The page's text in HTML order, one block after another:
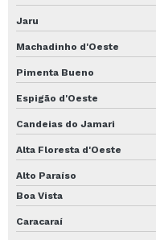
Jaru
Machadinho d'Oeste
Pimenta Bueno
Espigão d'Oeste
Candeias do Jamari
Alta Floresta d'Oeste
Alto Paraíso
Boa Vista
Caracaraí